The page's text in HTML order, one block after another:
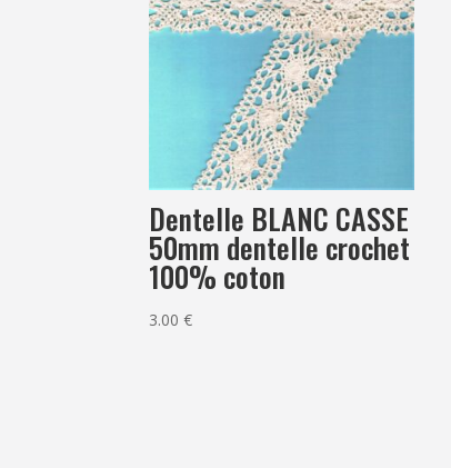
Dentelle BLANC CASSE
50mm dentelle crochet
100% coton
3.00€